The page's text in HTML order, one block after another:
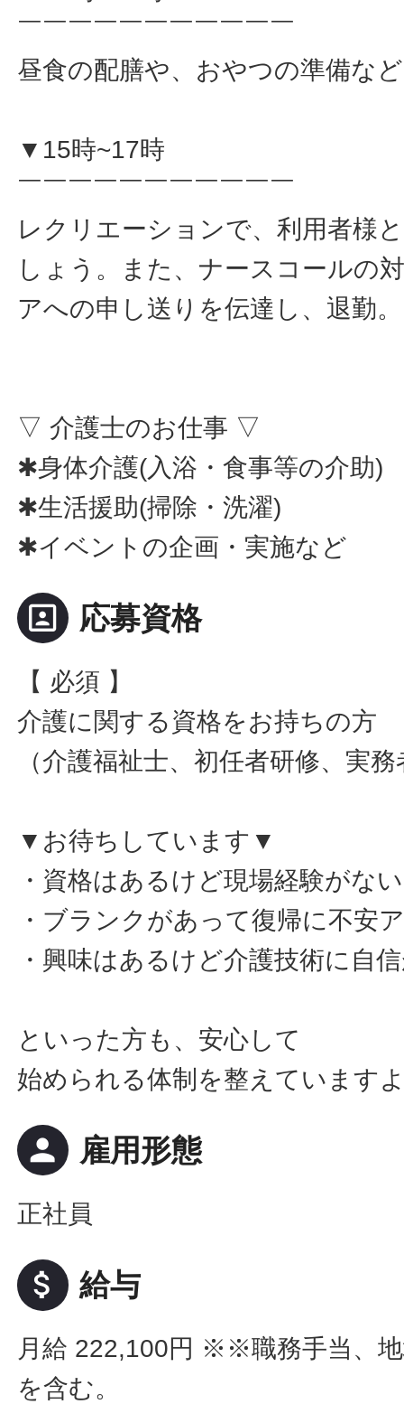
￣￣￣￣￣￣￣￣￣￣￣
昼食の配膳や、おやつの準備な
▼15時~17時
￣￣￣￣￣￣￣￣￣￣￣
レクリエーションで、利用者様
しょう。また、ナースコールの
アへの申し送りを伝達し、退勤。
▽ 介護士のお仕事 ▽
✱身体介護(入浴・食事等の介助)
✱生活援助(掃除・洗濯)
✱イベントの企画・実施など
portrait 応募資格
【 必須 】
介護に関する資格をお持ちの方
（介護福祉士、初任者研修、実
▼お待ちしています▼
・資格はあるけど現場経験がない
・ブランクがあって復帰に不安
・興味はあるけど介護技術に自
といった方も、安心して
始められる体制を整えています
person 雇用形態
正社員
attach_money 給与
月給 222,100円 ※※職務手当、地
を含む。